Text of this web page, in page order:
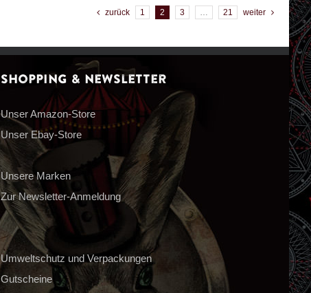
zurück 1 2 3 … 21 weiter
Shopping & Newsletter
Unser Amazon-Store
Unser Ebay-Store
Unsere Marken
Zur Newsletter-Anmeldung
Umweltschutz und Verpackungen
Gutscheine